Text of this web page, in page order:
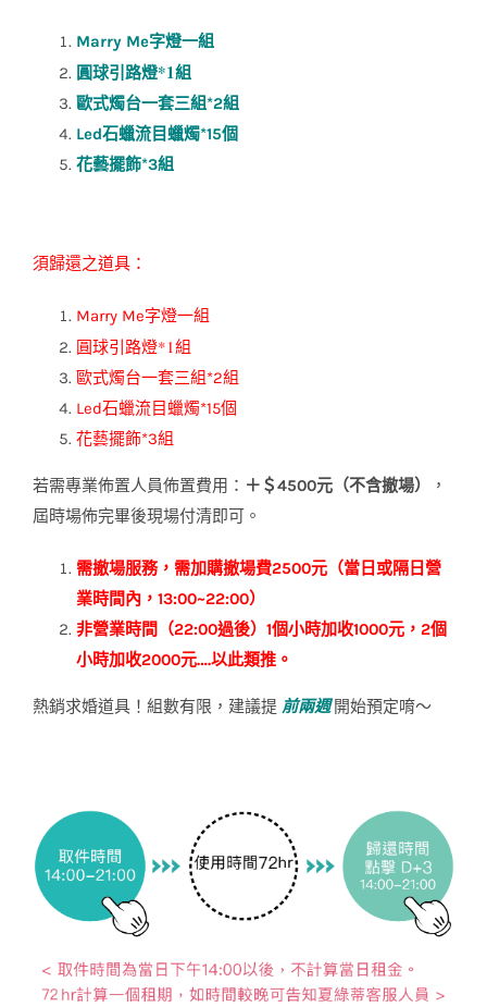
Marry Me字燈一組
圓球引路燈*1組
歐式燭台一套三組*2組
Led石蠟流目蠟燭*15個
花藝擺飾*3組
須歸還之道具：
Marry Me字燈一組
圓球引路燈*1組
歐式燭台一套三組*2組
Led石蠟流目蠟燭*15個
花藝擺飾*3組
若需專業佈置人員佈置費用： ＋＄4500元（不含撤場）
，
屆時場佈完畢後現場付清即可。
需撤場服務，需加購撤場費2500元（當日或隔日營
業時間內，13:00~22:00）
非營業時間（22:00過後）1個小時加收1000元，2個
小時加收2000元….以此類推。
熱銷求婚道具！組數有限，建議提 前兩週 開始預定唷～